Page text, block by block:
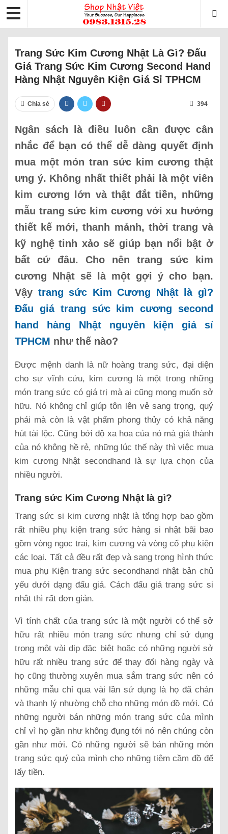
Trang Sức Kim Cương Nhật Là Gì? Đấu
Giá Trang Sức Kim Cương Second Hand
Hàng Nhật Nguyên Kiện Giá Sỉ TPHCM
Chia sẻ 394
Ngân sách là điều luôn cần được cân
nhắc để bạn có thể dễ dàng quyết định
mua một món tran sức kim cương thật
ưng ý. Không nhất thiết phải là một viên
kim cương lớn và thật đắt tiền, những
mẫu trang sức kim cương với xu hướng
thiết kế mới, thanh mảnh, thời trang và
kỹ nghệ tinh xảo sẽ giúp bạn nổi bật ở
bất cứ đâu. Cho nên trang sức kim
cương Nhật sẽ là một gợi ý cho bạn.
Vậy trang sức Kim Cương Nhật là gì?
Đấu giá trang sức kim cương second
hand hàng Nhật nguyên kiện giá sỉ
TPHCM như thế nào?
Được mệnh danh là nữ hoàng trang sức, đại diện
cho sự vĩnh cửu, kim cương là một trong những
món trang sức có giá trị mà ai cũng mong muốn sở
hữu. Nó không chỉ giúp tôn lên vẻ sang trọng, quý
phái mà còn là vật phẩm phong thủy có khả năng
hút tài lộc. Cũng bởi độ xa hoa của nó mà giá thành
của nó không hề rẻ, những lúc thế này thì việc mua
kim cương Nhật secondhand là sự lựa chọn của
nhiều người.
Trang sức Kim Cương Nhật là gì?
Trang sức si kim cương nhật là tổng hợp bao gồm
rất nhiều phụ kiện trang sức hàng si nhật bãi bao
gồm vòng ngọc trai, kim cương và vòng cổ phụ kiện
các loại. Tất cả đều rất đẹp và sang trọng hình thức
mua phụ Kiện trang sức secondhand nhật bản chủ
yếu dưới dạng đấu giá. Cách đấu giá trang sức si
nhật thì rất đơn giản.
Vì tính chất của trang sức là một người có thể sở
hữu rất nhiều món trang sức nhưng chỉ sử dụng
trong một vài dịp đặc biệt hoặc có những người sở
hữu rất nhiều trang sức để thay đổi hàng ngày và
họ cũng thường xuyên mua sắm trang sức nên có
những mẫu chỉ qua vài lần sử dụng là họ đã chán
và thanh lý nhường chỗ cho những món đồ mới. Có
những người bán những món trang sức của mình
chỉ vì họ gần như không đụng tới nó nên chúng còn
gần như mới. Có những người sẽ bán những món
trang sức quý của mình cho những tiệm cầm đồ để
lấy tiền.